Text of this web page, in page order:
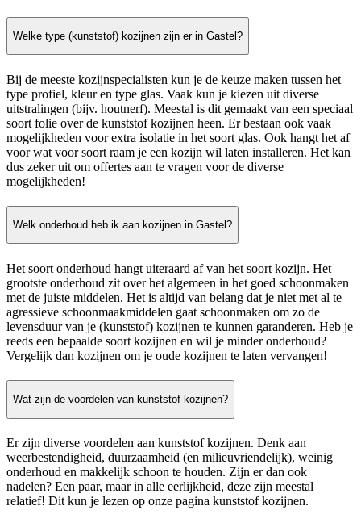
Welke type (kunststof) kozijnen zijn er in Gastel?
Bij de meeste kozijnspecialisten kun je de keuze maken tussen het
type profiel, kleur en type glas. Vaak kun je kiezen uit diverse
uitstralingen (bijv. houtnerf). Meestal is dit gemaakt van een speciaal
soort folie over de kunststof kozijnen heen. Er bestaan ook vaak
mogelijkheden voor extra isolatie in het soort glas. Ook hangt het af
voor wat voor soort raam je een kozijn wil laten installeren. Het kan
dus zeker uit om offertes aan te vragen voor de diverse
mogelijkheden!
Welk onderhoud heb ik aan kozijnen in Gastel?
Het soort onderhoud hangt uiteraard af van het soort kozijn. Het
grootste onderhoud zit over het algemeen in het goed schoonmaken
met de juiste middelen. Het is altijd van belang dat je niet met al te
agressieve schoonmaakmiddelen gaat schoonmaken om zo de
levensduur van je (kunststof) kozijnen te kunnen garanderen. Heb je
reeds een bepaalde soort kozijnen en wil je minder onderhoud?
Vergelijk dan kozijnen om je oude kozijnen te laten vervangen!
Wat zijn de voordelen van kunststof kozijnen?
Er zijn diverse voordelen aan kunststof kozijnen. Denk aan
weerbestendigheid, duurzaamheid (en milieuvriendelijk), weinig
onderhoud en makkelijk schoon te houden. Zijn er dan ook
nadelen? Een paar, maar in alle eerlijkheid, deze zijn meestal
relatief! Dit kun je lezen op onze pagina kunststof kozijnen.